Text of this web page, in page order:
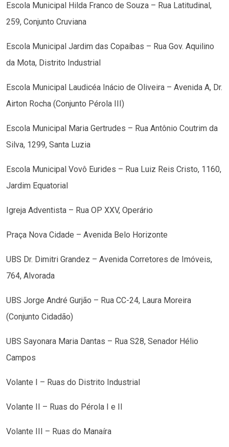
Escola Municipal Hilda Franco de Souza – Rua Latitudinal,
259, Conjunto Cruviana
Escola Municipal Jardim das Copaíbas – Rua Gov. Aquilino
da Mota, Distrito Industrial
Escola Municipal Laudicéa Inácio de Oliveira – Avenida A, Dr.
Airton Rocha (Conjunto Pérola III)
Escola Municipal Maria Gertrudes – Rua Antônio Coutrim da
Silva, 1299, Santa Luzia
Escola Municipal Vovô Eurides – Rua Luiz Reis Cristo, 1160,
Jardim Equatorial
Igreja Adventista – Rua OP XXV, Operário
Praça Nova Cidade – Avenida Belo Horizonte
UBS Dr. Dimitri Grandez – Avenida Corretores de Imóveis,
764, Alvorada
UBS Jorge André Gurjão – Rua CC-24, Laura Moreira
(Conjunto Cidadão)
UBS Sayonara Maria Dantas – Rua S28, Senador Hélio
Campos
Volante I – Ruas do Distrito Industrial
Volante II – Ruas do Pérola I e II
Volante III – Ruas do Manaíra